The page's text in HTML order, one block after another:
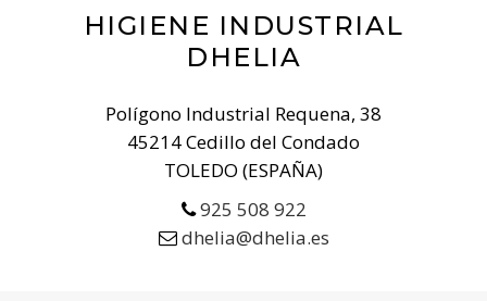
HIGIENE INDUSTRIAL
DHELIA
Polígono Industrial Requena, 38
45214 Cedillo del Condado
TOLEDO (ESPAÑA)
925 508 922
dhelia@dhelia.es